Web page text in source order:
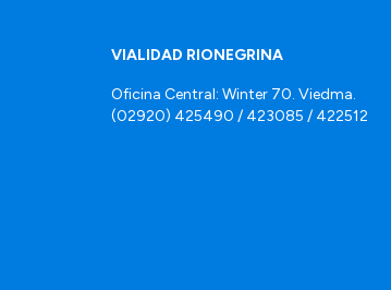
VIALIDAD RIONEGRINA
Oficina Central: Winter 70. Viedma.
(02920) 425490 / 423085 / 422512